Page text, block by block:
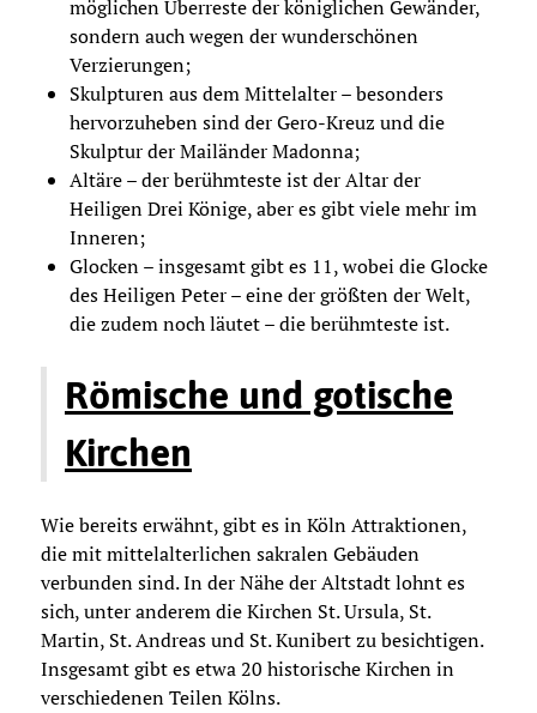
möglichen Überreste der königlichen Gewänder,
sondern auch wegen der wunderschönen
Verzierungen;
Skulpturen aus dem Mittelalter – besonders
hervorzuheben sind der Gero-Kreuz und die
Skulptur der Mailänder Madonna;
Altäre – der berühmteste ist der Altar der
Heiligen Drei Könige, aber es gibt viele mehr im
Inneren;
Glocken – insgesamt gibt es 11, wobei die Glocke
des Heiligen Peter – eine der größten der Welt,
die zudem noch läutet – die berühmteste ist.
Römische und gotische
Kirchen
Wie bereits erwähnt, gibt es in Köln Attraktionen,
die mit mittelalterlichen sakralen Gebäuden
verbunden sind. In der Nähe der Altstadt lohnt es
sich, unter anderem die Kirchen St. Ursula, St.
Martin, St. Andreas und St. Kunibert zu besichtigen.
Insgesamt gibt es etwa 20 historische Kirchen in
verschiedenen Teilen Kölns.